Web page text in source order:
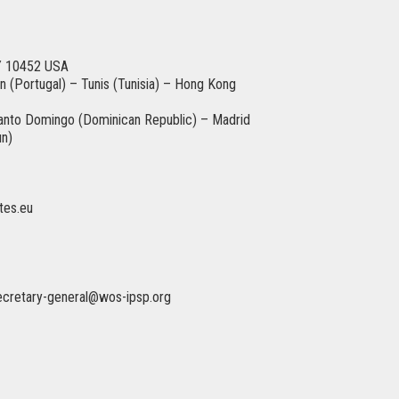
10452 USA
– Tunis (Tunisia) – Hong Kong
Domingo (Dominican Republic) – Madrid
general@wos-ipsp.org